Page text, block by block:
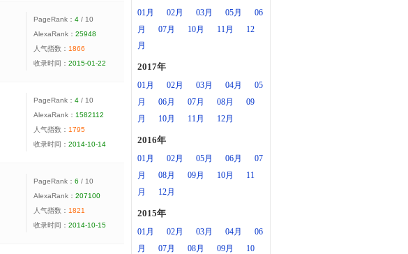
PageRank： 4 / 10
AlexaRank： 25948
人气指数： 1866
收录时间： 2015-01-22
PageRank： 4 / 10
AlexaRank： 1582112
人气指数： 1795
收录时间： 2014-10-14
PageRank： 6 / 10
AlexaRank： 207100
人气指数： 1821
收录时间： 2014-10-15
01月 02月 03月 05月
06
月
07月 10月 11月
12
月
2017年
01月 02月 03月 04月
05
月
06月 07月 08月
09
月
10月 11月 12月
2016年
01月 02月 05月 06月
07
月
08月 09月 10月
11
月
12月
2015年
01月 02月 03月 04月
06
月
07月 08月 09月
10